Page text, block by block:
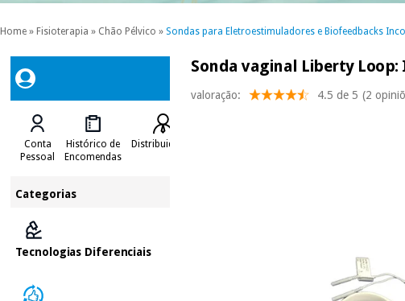
Home » Fisioterapia » Chão Pélvico » Sondas para Eletroestimuladores e Biofeedbacks
Conta
Pessoal
Histórico de
Encomendas
Distribuidores
Categorias
Tecnologias Diferenciais
Sonda vaginal Liberty
valoração: 4.5 de 5 (2